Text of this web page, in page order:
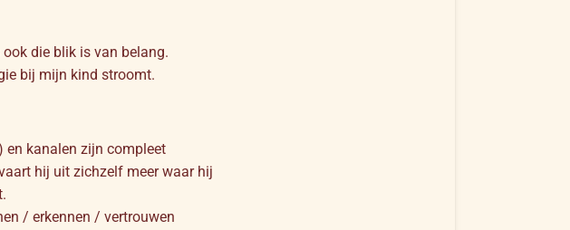
die blik is van belang.
bij mijn kind stroomt.
en kanalen zijn compleet
hij uit zichzelf meer waar hij
/ erkennen / vertrouwen